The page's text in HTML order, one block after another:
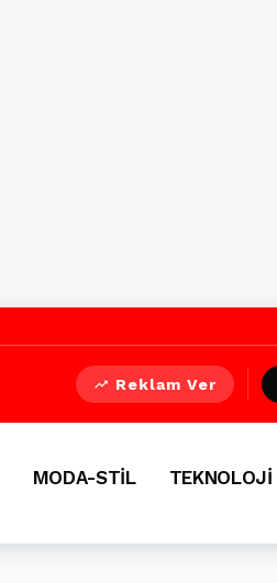
Reklam Ver
MODA-STİL TEKNOLOJİ